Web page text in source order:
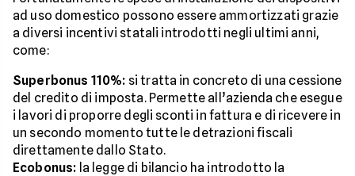
ad uso domestico possono essere ammortizzati grazie
a diversi incentivi statali introdotti negli ultimi anni,
come:
Superbonus 110%: si tratta in concreto di una cessione
del credito di imposta. Permette all’azienda che esegue
i lavori di proporre degli sconti in fattura e di ricevere in
un secondo momento tutte le detrazioni fiscali
direttamente dallo Stato.
Ecobonus: la legge di bilancio ha introdotto la